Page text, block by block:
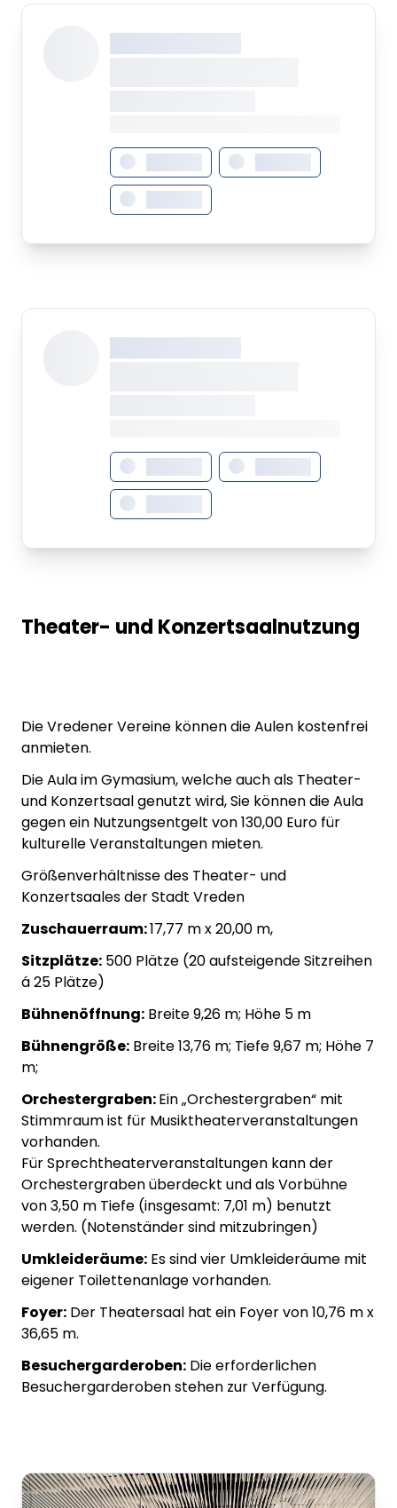
Theater- und Konzertsaalnutzung
Die Vredener Vereine können die Aulen kostenfrei
anmieten.
Die Aula im Gymasium, welche auch als Theater-
und Konzertsaal genutzt wird, Sie können die Aula
gegen ein Nutzungsentgelt von 130,00 Euro für
kulturelle Veranstaltungen mieten.
Größenverhältnisse des Theater- und
Konzertsaales der Stadt Vreden
Zuschauerraum:17,77 m x 20,00 m,
Sitzplätze: 500 Plätze (20 aufsteigende Sitzreihen
á 25 Plätze)
Bühnenöffnung: Breite 9,26 m; Höhe 5 m
Bühnengröße: Breite 13,76 m; Tiefe 9,67 m; Höhe 7
m;
Orchestergraben:Ein „Orchestergraben“ mit
Stimmraum ist für Musiktheaterveranstaltungen
vorhanden.
Für Sprechtheaterveranstaltungen kann der
Orchestergraben überdeckt und als Vorbühne
von 3,50 m Tiefe (insgesamt: 7,01 m) benutzt
werden. (Notenständer sind mitzubringen)
Umkleideräume: Es sind vier Umkleideräume mit
eigener Toilettenanlage vorhanden.
Foyer: Der Theatersaal hat ein Foyer von 10,76 m x
36,65 m.
Besuchergarderoben: Die erforderlichen
Besuchergarderoben stehen zur Verfügung.